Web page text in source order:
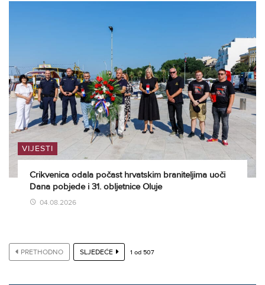
VIJESTI
Crikvenica odala počast hrvatskim braniteljima uoči
Dana pobjede i 31. obljetnice Oluje
04.08.2026
PRETHODNO SLJEDEĆE 1 od 507